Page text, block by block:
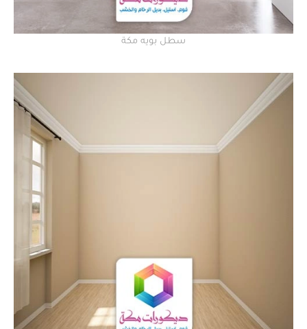
سطل بويه مكة